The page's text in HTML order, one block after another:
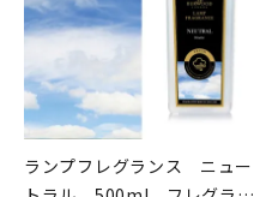
ランプフレグランス ニュー